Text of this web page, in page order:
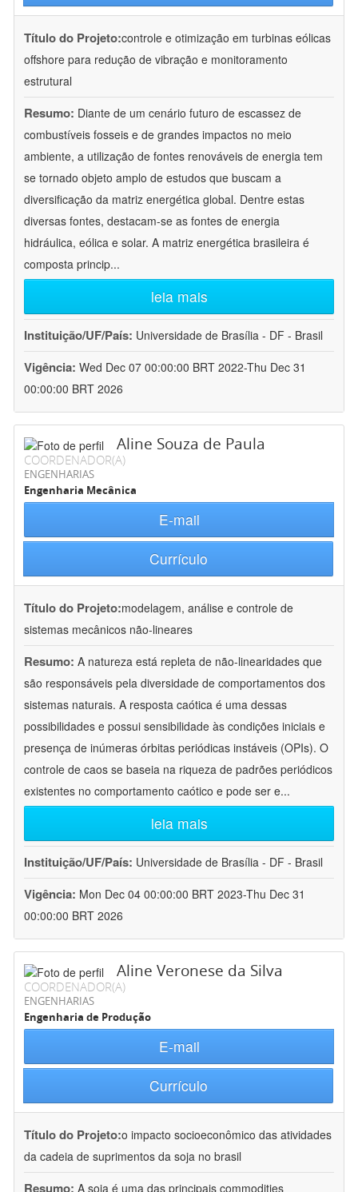
Título do Projeto:controle e otimização em turbinas eólicas
offshore para redução de vibração e monitoramento
estrutural
Resumo: Diante de um cenário futuro de escassez de
combustíveis fosseis e de grandes impactos no meio
ambiente, a utilização de fontes renováveis de energia tem
se tornado objeto amplo de estudos que buscam a
diversificação da matriz energética global. Dentre estas
diversas fontes, destacam-se as fontes de energia
hidráulica, eólica e solar. A matriz energética brasileira é
composta princip...
leia mais
Instituição/UF/País: Universidade de Brasília - DF - Brasil
Vigência: Wed Dec 07 00:00:00 BRT 2022-Thu Dec 31
00:00:00 BRT 2026
Aline Souza de Paula
COORDENADOR(A)
ENGENHARIAS
Engenharia Mecânica
E-mail
Currículo
Título do Projeto:modelagem, análise e controle de
sistemas mecânicos não-lineares
Resumo: A natureza está repleta de não-linearidades que
são responsáveis pela diversidade de comportamentos dos
sistemas naturais. A resposta caótica é uma dessas
possibilidades e possui sensibilidade às condições iniciais e
presença de inúmeras órbitas periódicas instáveis (OPIs). O
controle de caos se baseia na riqueza de padrões periódicos
existentes no comportamento caótico e pode ser e...
leia mais
Instituição/UF/País: Universidade de Brasília - DF - Brasil
Vigência: Mon Dec 04 00:00:00 BRT 2023-Thu Dec 31
00:00:00 BRT 2026
Aline Veronese da Silva
COORDENADOR(A)
ENGENHARIAS
Engenharia de Produção
E-mail
Currículo
Título do Projeto:o impacto socioeconômico das atividades
da cadeia de suprimentos da soja no brasil
Resumo: A soja é uma das principais commodities